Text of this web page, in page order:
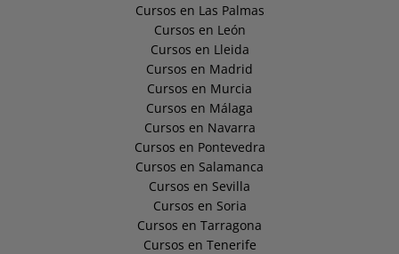
Cursos en Las Palmas
Cursos en León
Cursos en Lleida
Cursos en Madrid
Cursos en Murcia
Cursos en Málaga
Cursos en Navarra
Cursos en Pontevedra
Cursos en Salamanca
Cursos en Sevilla
Cursos en Soria
Cursos en Tarragona
Cursos en Tenerife